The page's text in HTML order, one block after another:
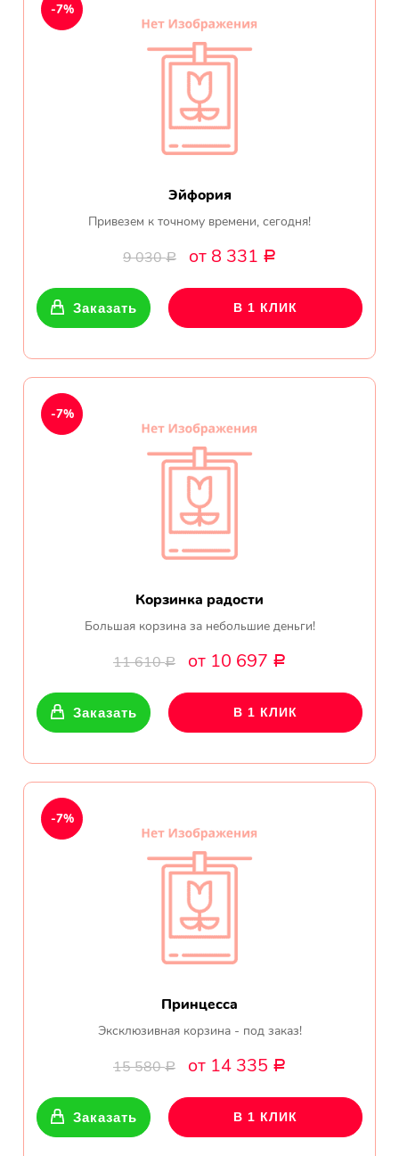
Эйфория
Привезем к точному времени, сегодня!
9 030Р от 8 331 Р
-7%
Заказать В 1 КЛИК
Корзинка радости
Большая корзина за небольшие деньги!
11 610Р от 10 697 Р
-7%
Заказать В 1 КЛИК
Принцесса
Эксклюзивная корзина - под заказ!
15 580Р от 14 335 Р
-7%
Заказать В 1 КЛИК